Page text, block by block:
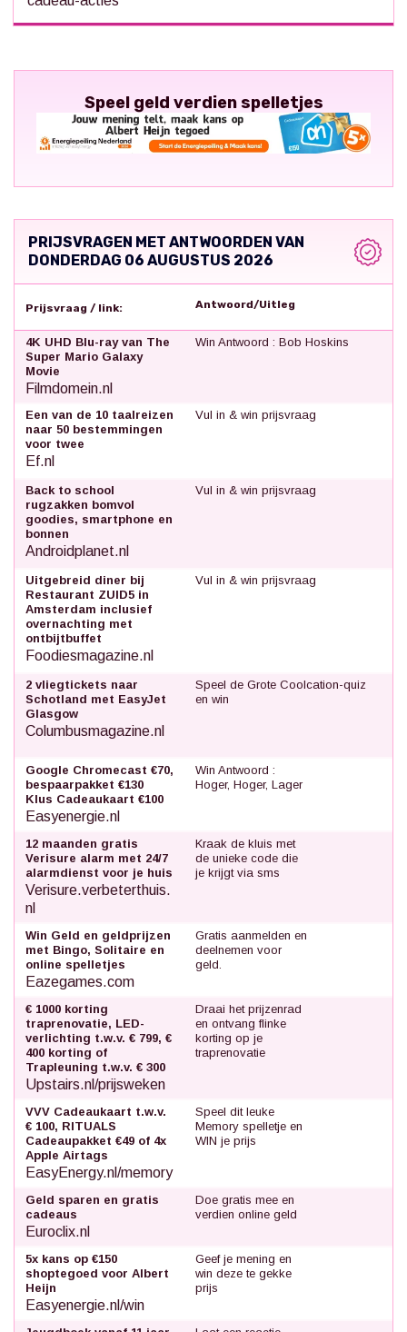
Speel geld verdien spelletjes
PRIJSVRAGEN MET ANTWOORDEN VAN
DONDERDAG 06 AUGUSTUS 2026
Prijsvraag / link: Antwoord/Uitleg
4K UHD Blu-ray van The
Super Mario Galaxy
Movie
Filmdomein.nl
Win Antwoord : Bob Hoskins
Een van de 10 taalreizen
naar 50 bestemmingen
voor twee
Ef.nl
Vul in & win prijsvraag
Back to school
rugzakken bomvol
goodies, smartphone en
bonnen
Androidplanet.nl
Vul in & win prijsvraag
Uitgebreid diner bij
Restaurant ZUID5 in
Amsterdam inclusief
overnachting met
ontbijtbuffet
Foodiesmagazine.nl
Vul in & win prijsvraag
2 vliegtickets naar
Schotland met EasyJet
Glasgow
Columbusmagazine.nl
Speel de Grote Coolcation-quiz
en win
Google Chromecast €70,
bespaarpakket €130
Klus Cadeaukaart €100
Easyenergie.nl
Win Antwoord :
Hoger, Hoger, Lager
12 maanden gratis
Verisure alarm met 24/7
alarmdienst voor je huis
Verisure.verbeterthuis.
nl
Kraak de kluis met
de unieke code die
je krijgt via sms
Win Geld en geldprijzen
met Bingo, Solitaire en
online spelletjes
Eazegames.com
Gratis aanmelden en
deelnemen voor
geld.
€ 1000 korting
traprenovatie, LED-
verlichting t.w.v. € 799, €
400 korting of
Trapleuning t.w.v. € 300
Upstairs.nl/prijsweken
Draai het prijzenrad
en ontvang flinke
korting op je
traprenovatie
VVV Cadeaukaart t.w.v.
€ 100, RITUALS
Cadeaupakket €49 of 4x
Apple Airtags
EasyEnergy.nl/memory
Speel dit leuke
Memory spelletje en
WIN je prijs
Geld sparen en gratis
cadeaus
Euroclix.nl
Doe gratis mee en
verdien online geld
5x kans op €150
shoptegoed voor Albert
Heijn
Easyenergie.nl/win
Geef je mening en
win deze te gekke
prijs